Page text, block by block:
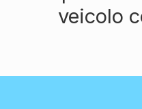
veicolo